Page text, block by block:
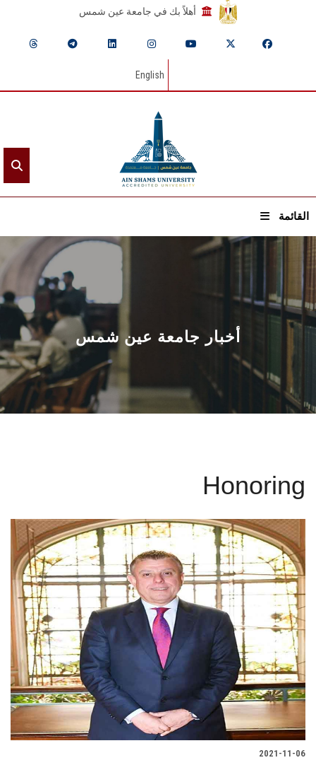
أهلاً بك في جامعة عين شمس
English
القائمة
الرئيسيـة
عن الجامعة
القطاعـات
الشئون الأكاديمية
البحث العلمي
الأنظمة الذكية
الإعلام
تواصل معنا
الطلاب
هيئة التدريس
الدراسات العليا
أخبار جامعة عين شمس
Honoring
2021-11-06